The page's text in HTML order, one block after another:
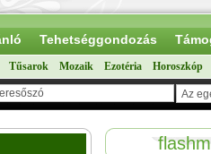
Tehetséggondozás
Tűsarok Mozaik Ezotéria Horoszkóp